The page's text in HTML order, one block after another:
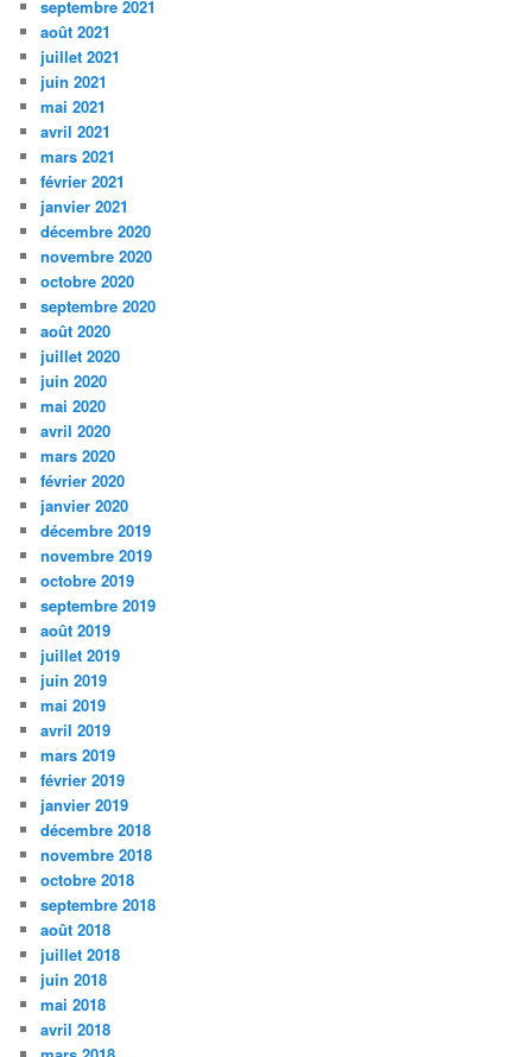
septembre 2021
août 2021
juillet 2021
juin 2021
mai 2021
avril 2021
mars 2021
février 2021
janvier 2021
décembre 2020
novembre 2020
octobre 2020
septembre 2020
août 2020
juillet 2020
juin 2020
mai 2020
avril 2020
mars 2020
février 2020
janvier 2020
décembre 2019
novembre 2019
octobre 2019
septembre 2019
août 2019
juillet 2019
juin 2019
mai 2019
avril 2019
mars 2019
février 2019
janvier 2019
décembre 2018
novembre 2018
octobre 2018
septembre 2018
août 2018
juillet 2018
juin 2018
mai 2018
avril 2018